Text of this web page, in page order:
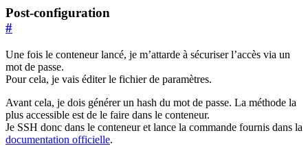
Post-configuration
#
Une fois le conteneur lancé, je m’attarde à sécuriser l’accès via un
mot de passe.
Pour cela, je vais éditer le fichier de paramètres.
Avant cela, je dois générer un hash du mot de passe. La méthode la
plus accessible est de le faire dans le conteneur.
Je SSH donc dans le conteneur et lance la commande fournis dans la
documentation officielle.